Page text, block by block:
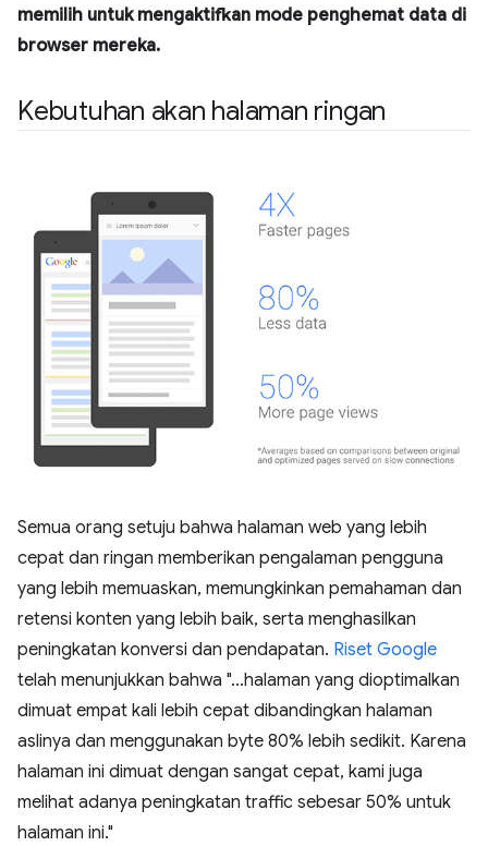
memilih untuk mengaktifkan mode penghemat data di
browser mereka.
Kebutuhan akan halaman ringan
Semua orang setuju bahwa halaman web yang lebih
cepat dan ringan memberikan pengalaman pengguna
yang lebih memuaskan, memungkinkan pemahaman dan
retensi konten yang lebih baik, serta menghasilkan
peningkatan konversi dan pendapatan. Riset Google
telah menunjukkan bahwa "…halaman yang dioptimalkan
dimuat empat kali lebih cepat dibandingkan halaman
aslinya dan menggunakan byte 80% lebih sedikit. Karena
halaman ini dimuat dengan sangat cepat, kami juga
melihat adanya peningkatan traffic sebesar 50% untuk
halaman ini."